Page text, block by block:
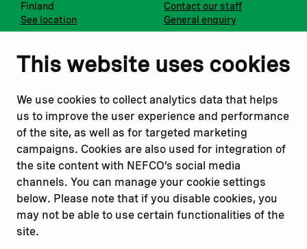
This website uses cookies
We use cookies to collect analytics data that helps
us to improve the user experience and performance
of the site, as well as for targeted marketing
campaigns. Cookies are also used for integration of
the site content with NEFCO’s social media
channels. You can manage your cookie settings
below. Please note that if you disable cookies, you
may not be able to use certain functionalities of the
site.
Finland
See location
Contact our staff
General enquiry
Notify us
Report a concern
Submit a complaint
Instagram
Youtube
Read about
Our financing
Our projects
Our impact
Our workplace
Related websites
Nopef
BGFA
MCFA